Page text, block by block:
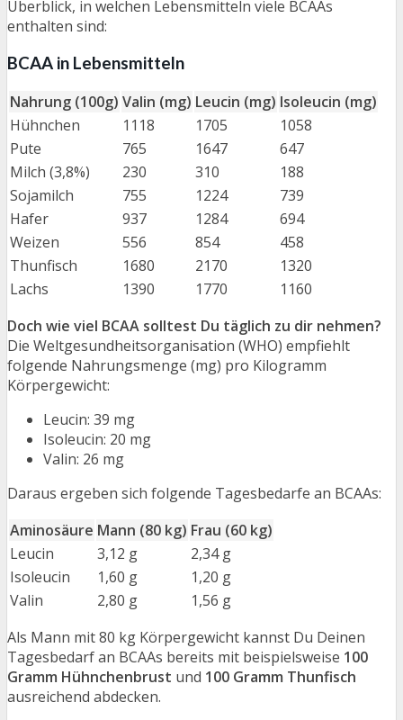
Überblick, in welchen Lebensmitteln viele BCAAs
enthalten sind:
BCAA in Lebensmitteln
Nahrung (100g) Valin (mg) Leucin (mg) Isoleucin (mg)
Hühnchen
1118 1705
1058
Pute
765 1647
647
Milch (3,8%)
230 310
188
Sojamilch
755 1224
739
Hafer
937 1284
694
Weizen
556 854
458
Thunfisch
1680 2170
1320
Lachs
1390 1770
1160
Doch wie viel BCAA solltest Du täglich zu dir nehmen?
Die Weltgesundheitsorganisation (WHO) empfiehlt
folgende Nahrungsmenge (mg) pro Kilogramm
Körpergewicht:
Leucin: 39 mg
Isoleucin: 20 mg
Valin: 26 mg
Daraus ergeben sich folgende Tagesbedarfe an BCAAs:
Aminosäure Mann (80 kg) Frau (60 kg)
Leucin
3,12 g
2,34 g
Isoleucin
1,60 g
1,20 g
Valin
2,80 g
1,56 g
Als Mann mit 80 kg Körpergewicht kannst Du Deinen
Tagesbedarf an BCAAs bereits mit beispielsweise 100
Gramm Hühnchenbrust und 100 Gramm Thunfisch
ausreichend abdecken.